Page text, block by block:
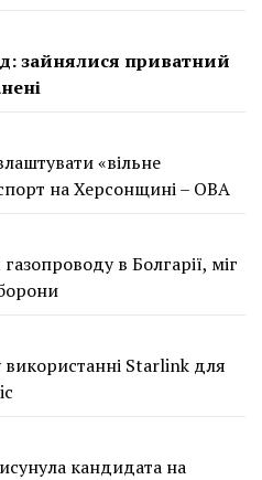
зайнялися приватний
«вільне
на Херсонщині – ОВА
в Болгарії, міг
використанні Starlink для
кандидата на